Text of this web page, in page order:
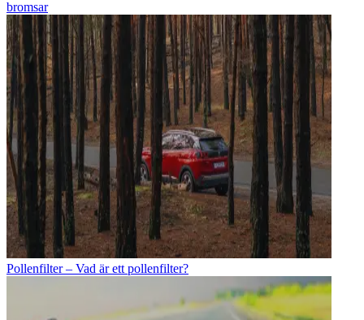
bromsar
Pollenfilter – Vad är ett pollenfilter?